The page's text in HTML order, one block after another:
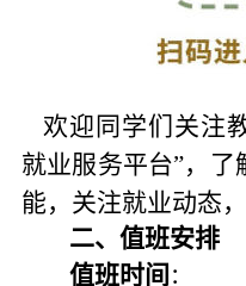
欢迎同学们关注
就业服务平台”，
能，关注就业动态
二、值班安排
值班时间 ：